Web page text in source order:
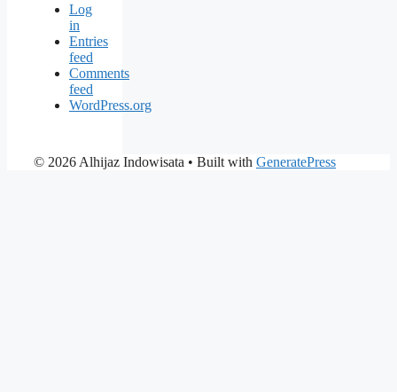
Log
in
Entries
feed
Comments
feed
WordPress.org
© 2026 Alhijaz Indowisata • Built with GeneratePress